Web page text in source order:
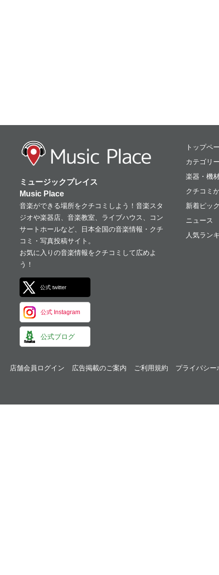
ミュージックプレ
ミュージックプレイス
Music Place
音楽ができる場所をクチコミしよう！音楽スタ
ジオや楽器店、音楽教室、ライブハウス、コン
サートホールなど、日本全国の音楽情報・クチ
コミ・写真投稿サイト。
お気に入りの音楽情報をクチコミして広めよ
う！
公式 twitter
公式 Instagram
公式ブログ
トップペ
カテゴリ
楽器・機
クチコミ
新着ピッ
ニュース
人気ラン
店舗会員ログイン 広告掲載のご案内 ご利用規約 プライバシー